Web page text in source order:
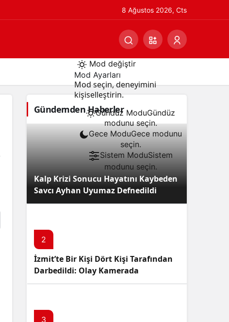
8 Ağustos 2026, Cts
Mod değiştir
Mod Ayarları
Mod seçin, deneyimini
kişiselleştirin.
Gündüz ModuGündüz
modunu seçin.
Gece ModuGece modunu
seçin.
Sistem ModuSistem
modunu seçin.
Gündemden Haberler
Kalp Krizi Sonucu Hayatını Kaybeden
Savcı Ayhan Uyumaz Defnedildi
2
İzmit’te Bir Kişi Dört Kişi Tarafından
Darbedildi: Olay Kamerada
3